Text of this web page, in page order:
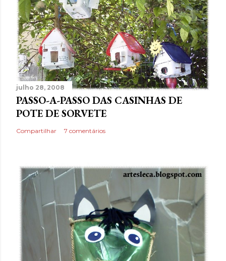
julho 28, 2008
PASSO-A-PASSO DAS CASINHAS DE
POTE DE SORVETE
Compartilhar 7 comentários